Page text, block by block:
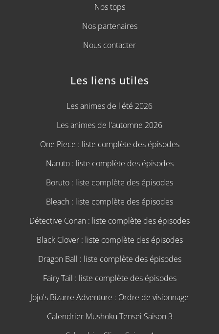
Nos tops
Nos partenaires
Nous contacter
Les liens utiles
Les animes de l'été 2026
Les animes de l'automne 2026
One Piece : liste complète des épisodes
Naruto : liste complète des épisodes
Boruto : liste complète des épisodes
Bleach : liste complète des épisodes
Détective Conan : liste complète des épisodes
Black Clover : liste complète des épisodes
Dragon Ball : liste complète des épisodes
Fairy Tail : liste complète des épisodes
Jojo's Bizarre Adventure : Ordre de visionnage
Calendrier Mushoku Tensei Saison 3